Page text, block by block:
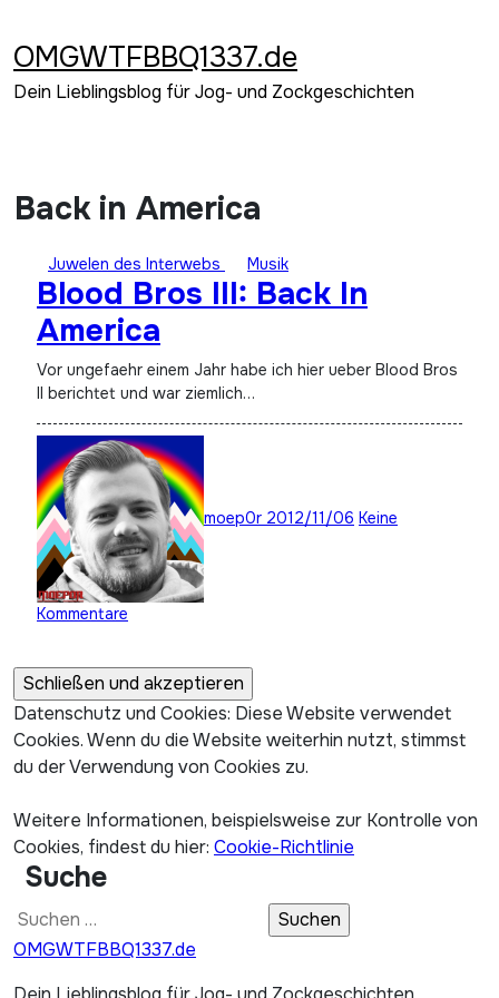
springen
OMGWTFBBQ1337.de
Dein Lieblingsblog für Jog- und Zockgeschichten
Back in America
Juwelen des Interwebs Musik
Blood Bros III: Back In
America
Vor ungefaehr einem Jahr habe ich hier ueber Blood Bros
II berichtet und war ziemlich…
moep0r 2012/11/06 Keine
Kommentare
Datenschutz und Cookies: Diese Website verwendet
Cookies. Wenn du die Website weiterhin nutzt, stimmst
du der Verwendung von Cookies zu.
Weitere Informationen, beispielsweise zur Kontrolle von
Cookies, findest du hier: Cookie-Richtlinie
Suche
Suchen
nach:
OMGWTFBBQ1337.de